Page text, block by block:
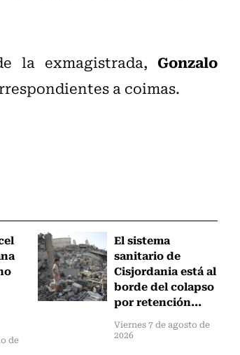
la exmagistrada, Gonzalo
a coimas.
de
El sistema
sanitario de
Cisjordania está al
borde del colapso
por retención...
Viernes 7 de agosto de
2026